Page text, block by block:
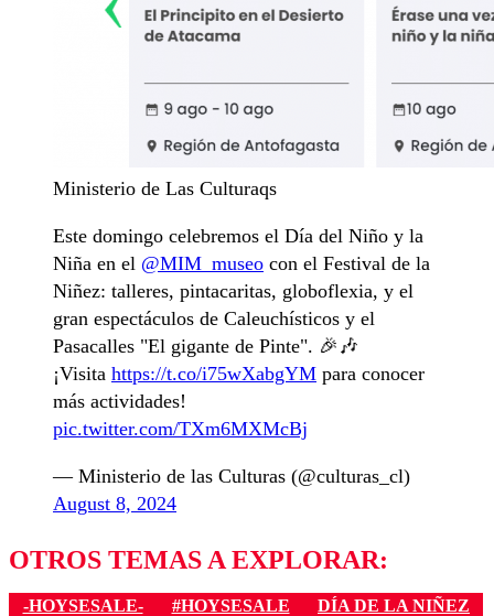
Ministerio de Las Culturaqs
Este domingo celebremos el Día del Niño y la
Niña en el @MIM_museo con el Festival de la
Niñez: talleres, pintacaritas, globoflexia, y el
gran espectáculos de Caleuchísticos y el
Pasacalles "El gigante de Pinte". 🎉🎶
¡Visita https://t.co/i75wXabgYM para conocer
más actividades!
pic.twitter.com/TXm6MXMcBj
— Ministerio de las Culturas (@culturas_cl)
August 8, 2024
OTROS TEMAS A EXPLORAR:
-HOYSESALE- #HOYSESALE
DÍA DE LA NIÑEZ